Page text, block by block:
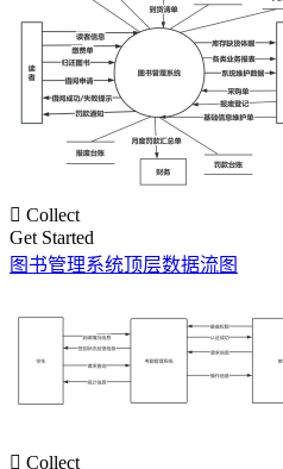
 Collect
Get Started
图书管理系统顶层数据流图
 Collect